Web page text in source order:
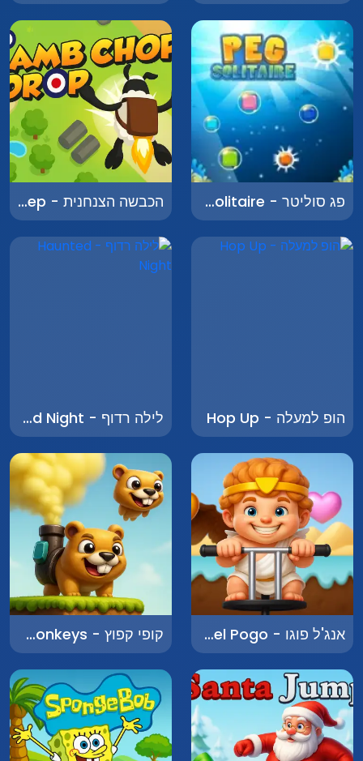
פג סוליטר - Peg Solitaire הכבשה הצנחנית - The Parachuting Sheep
הופ למעלה - Hop Up לילה רדוף - Haunted Night
אנג'ל פוגו - Angel Pogo קופי קפוץ - Making Monkeys